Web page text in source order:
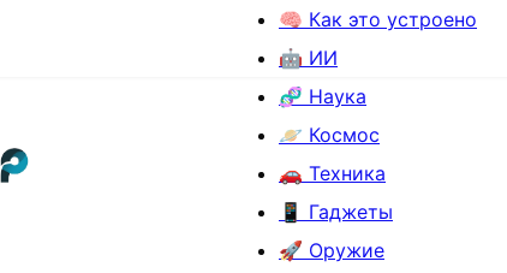
🧠 Как это устроено
🤖 ИИ
🧬 Наука
🪐 Космос
🚗 Техника
📱 Гаджеты
🚀 Оружие